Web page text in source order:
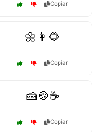
Copiar
🌼👩🌻
Copiar
🍰🍪☕
Copiar